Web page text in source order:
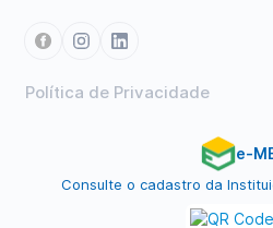
Política de Privacidade
e-
Consulte o cadastro da